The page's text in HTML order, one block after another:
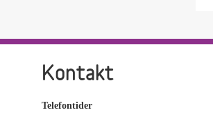
Kontakt
Telefontider